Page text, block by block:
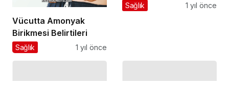
Vücutta Amonyak
Birikmesi Belirtileri
Sağlık 1 yıl önce
Sağlık 1 yıl önce